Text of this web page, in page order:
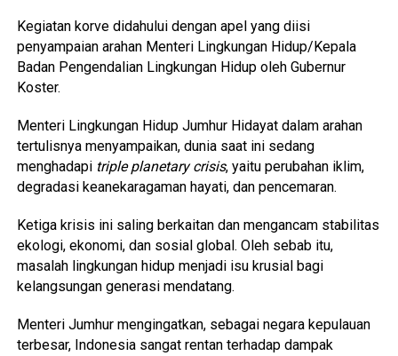
Kegiatan korve didahului dengan apel yang diisi
penyampaian arahan Menteri Lingkungan Hidup/Kepala
Badan Pengendalian Lingkungan Hidup oleh Gubernur
Koster.
Menteri Lingkungan Hidup Jumhur Hidayat dalam arahan
tertulisnya menyampaikan, dunia saat ini sedang
menghadapi triple planetary crisis, yaitu perubahan iklim,
degradasi keanekaragaman hayati, dan pencemaran.
Ketiga krisis ini saling berkaitan dan mengancam stabilitas
ekologi, ekonomi, dan sosial global. Oleh sebab itu,
masalah lingkungan hidup menjadi isu krusial bagi
kelangsungan generasi mendatang.
Menteri Jumhur mengingatkan, sebagai negara kepulauan
terbesar, Indonesia sangat rentan terhadap dampak